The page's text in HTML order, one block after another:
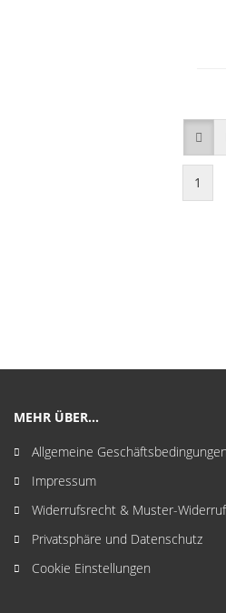
1
MEHR ÜBER...
Allgemeine
Impressum
Widerrufsrecht & Muster-
Privatsphäre und Datenschutz
Cookie Einstellungen